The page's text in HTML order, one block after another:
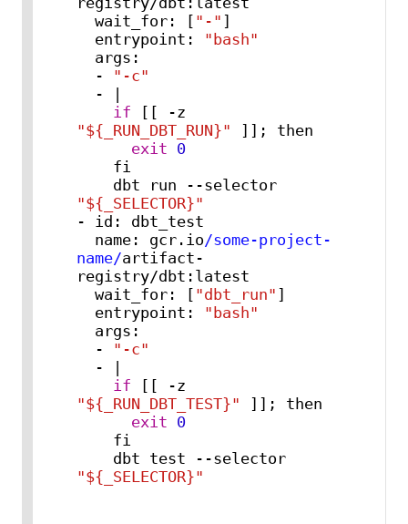
  wait_for: [
"-" ]
  entrypoint:
"bash"
  -
"-c"
if
"${_RUN_DBT_RUN}" ]]; then
exit 0
    dbt run --selector
"${_SELECTOR}"
- id: dbt_test
  name: gcr.io
/some-project-
name/artifact-
registry/dbt:latest
  wait_for: [
"dbt_run" ]
  entrypoint:
"bash"
  -
"-c"
if
"${_RUN_DBT_TEST}" ]]; then
exit 0
    dbt test --selector
"${_SELECTOR}"